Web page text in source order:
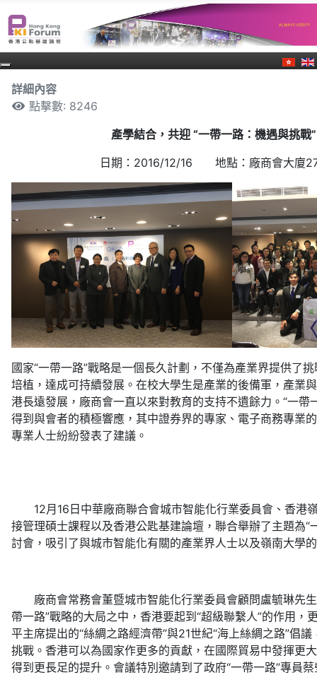
詳細內容
點擊數: 8246
產學結合，共迎 “一帶一路：機遇與挑戰
日期：2016/12/16 地點：廠商會大廈
國家“一帶一路”戰略是一個長久計劃，不僅為產業界提供了
培植，達成可持續發展。在校大學生是產業的後備軍，產業
港長遠發展，廠商會一直以來對教育的支持不遺餘力。“一帶
得到與會者的積極響應，其中證券界的專家、電子商務專業
專業人士紛紛發表了建議。
12月16日中華廠商聯合會城市智能化行業委員會、香港
接管理碩士課程以及香港公匙基建論壇，聯合舉辦了主題為“
討會，吸引了與城市智能化有關的產業界人士以及嶺南大學
廠商會常務會董暨城市智能化行業委員會顧問盧毓琳先生
帶一路”戰略的大局之中，香港要起到“超級聯繫人”的作用，
平主席提出的“絲綢之路經濟帶”與21世紀“海上絲綢之路”倡
挑戰。香港可以為國家作更多的貢獻，在國際貿易中發揮更
得到更長足的提升。會議特別邀請到了政府“一帶一路”專員